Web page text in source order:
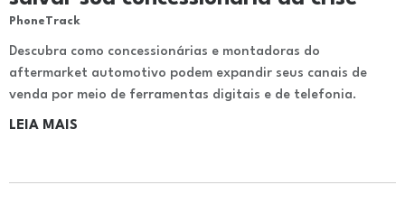
PhoneTrack
Descubra como concessionárias e montadoras do
aftermarket automotivo podem expandir seus canais de
venda por meio de ferramentas digitais e de telefonia.
LEIA MAIS